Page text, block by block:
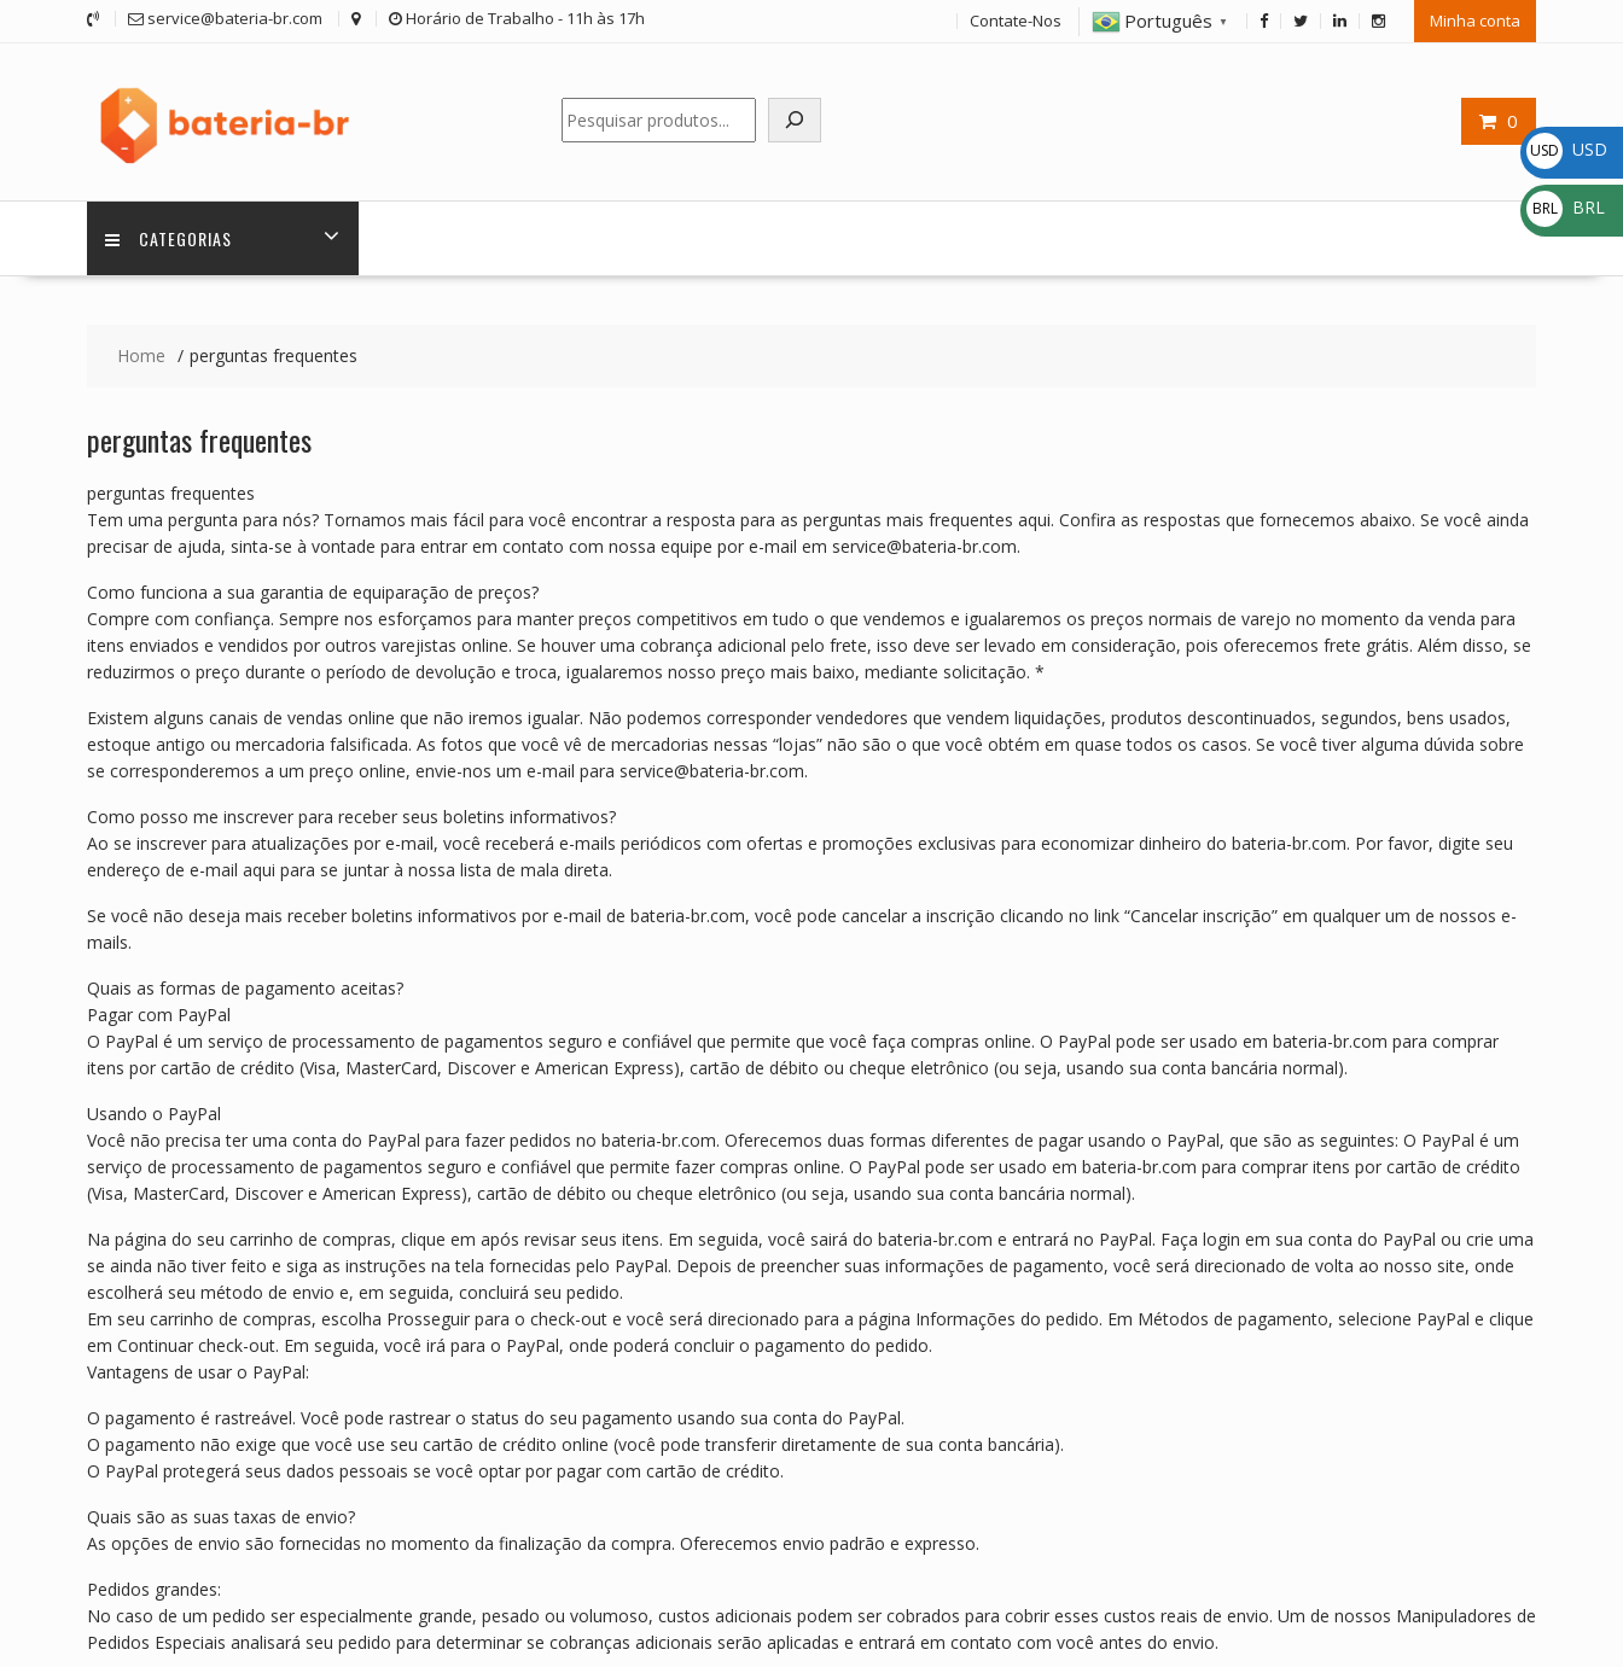
service@bateria-br.com Horário de Trabalho - 11h às 17h Contate-Nos Português ▼ Minha conta
0
Pesquisar
CATEGORIAS
Home perguntas frequentes
perguntas frequentes
perguntas frequentes
Tem uma pergunta para nós? Tornamos mais fácil para você encontrar a resposta para as perguntas mais frequentes aqui. Confira as respostas que fornecemos abaixo. Se você ainda
precisar de ajuda, sinta-se à vontade para entrar em contato com nossa equipe por e-mail em service@bateria-br.com.
Como funciona a sua garantia de equiparação de preços?
Compre com confiança. Sempre nos esforçamos para manter preços competitivos em tudo o que vendemos e igualaremos os preços normais de varejo no momento da venda para
itens enviados e vendidos por outros varejistas online. Se houver uma cobrança adicional pelo frete, isso deve ser levado em consideração, pois oferecemos frete grátis. Além disso, se
reduzirmos o preço durante o período de devolução e troca, igualaremos nosso preço mais baixo, mediante solicitação. *
Existem alguns canais de vendas online que não iremos igualar. Não podemos corresponder vendedores que vendem liquidações, produtos descontinuados, segundos, bens usados,
estoque antigo ou mercadoria falsificada. As fotos que você vê de mercadorias nessas “lojas” não são o que você obtém em quase todos os casos. Se você tiver alguma dúvida sobre
se corresponderemos a um preço online, envie-nos um e-mail para service@bateria-br.com.
Como posso me inscrever para receber seus boletins informativos?
Ao se inscrever para atualizações por e-mail, você receberá e-mails periódicos com ofertas e promoções exclusivas para economizar dinheiro do bateria-br.com. Por favor, digite seu
endereço de e-mail aqui para se juntar à nossa lista de mala direta.
Se você não deseja mais receber boletins informativos por e-mail de bateria-br.com, você pode cancelar a inscrição clicando no link “Cancelar inscrição” em qualquer um de nossos e-
mails.
Quais as formas de pagamento aceitas?
Pagar com PayPal
O PayPal é um serviço de processamento de pagamentos seguro e confiável que permite que você faça compras online. O PayPal pode ser usado em bateria-br.com para comprar
itens por cartão de crédito (Visa, MasterCard, Discover e American Express), cartão de débito ou cheque eletrônico (ou seja, usando sua conta bancária normal).
Usando o PayPal
Você não precisa ter uma conta do PayPal para fazer pedidos no bateria-br.com. Oferecemos duas formas diferentes de pagar usando o PayPal, que são as seguintes: O PayPal é um
serviço de processamento de pagamentos seguro e confiável que permite fazer compras online. O PayPal pode ser usado em bateria-br.com para comprar itens por cartão de crédito
(Visa, MasterCard, Discover e American Express), cartão de débito ou cheque eletrônico (ou seja, usando sua conta bancária normal).
Na página do seu carrinho de compras, clique em após revisar seus itens. Em seguida, você sairá do bateria-br.com e entrará no PayPal. Faça login em sua conta do PayPal ou crie uma
se ainda não tiver feito e siga as instruções na tela fornecidas pelo PayPal. Depois de preencher suas informações de pagamento, você será direcionado de volta ao nosso site, onde
escolherá seu método de envio e, em seguida, concluirá seu pedido.
Em seu carrinho de compras, escolha Prosseguir para o check-out e você será direcionado para a página Informações do pedido. Em Métodos de pagamento, selecione PayPal e clique
em Continuar check-out. Em seguida, você irá para o PayPal, onde poderá concluir o pagamento do pedido.
Vantagens de usar o PayPal:
O pagamento é rastreável. Você pode rastrear o status do seu pagamento usando sua conta do PayPal.
O pagamento não exige que você use seu cartão de crédito online (você pode transferir diretamente de sua conta bancária).
O PayPal protegerá seus dados pessoais se você optar por pagar com cartão de crédito.
Quais são as suas taxas de envio?
As opções de envio são fornecidas no momento da finalização da compra. Oferecemos envio padrão e expresso.
Pedidos grandes:
No caso de um pedido ser especialmente grande, pesado ou volumoso, custos adicionais podem ser cobrados para cobrir esses custos reais de envio. Um de nossos Manipuladores de
Pedidos Especiais analisará seu pedido para determinar se cobranças adicionais serão aplicadas e entrará em contato com você antes do envio.
USD
$
USD
BRL
R$
BRL